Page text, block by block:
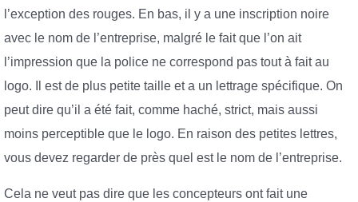
l’exception des rouges. En bas, il y a une inscription noire
avec le nom de l’entreprise, malgré le fait que l’on ait
l’impression que la police ne correspond pas tout à fait au
logo. Il est de plus petite taille et a un lettrage spécifique. On
peut dire qu’il a été fait, comme haché, strict, mais aussi
moins perceptible que le logo. En raison des petites lettres,
vous devez regarder de près quel est le nom de l’entreprise.
Cela ne veut pas dire que les concepteurs ont fait une